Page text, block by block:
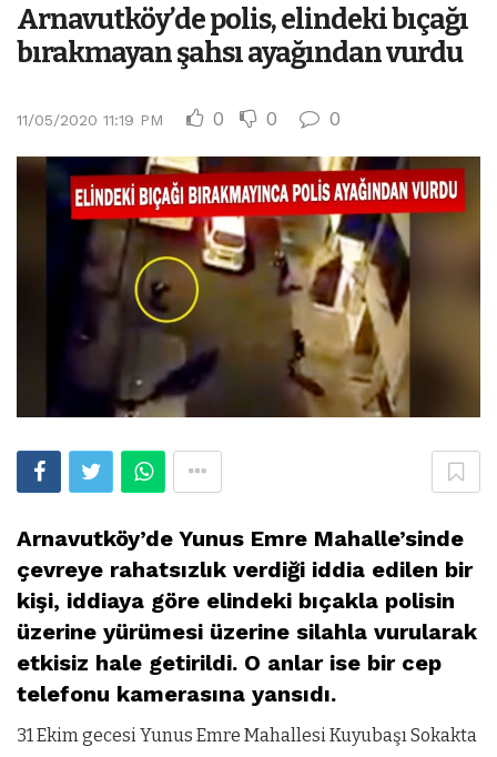
Arnavutköy’de polis, elindeki bıçağı
bırakmayan şahsı ayağından vurdu
11/05/2020 11:19 PM 0 0 0
Arnavutköy’de Yunus Emre Mahalle’sinde
çevreye rahatsızlık verdiği iddia edilen bir
kişi, iddiaya göre elindeki bıçakla polisin
üzerine yürümesi üzerine silahla vurularak
etkisiz hale getirildi. O anlar ise bir cep
telefonu kamerasına yansıdı.
31 Ekim gecesi Yunus Emre Mahallesi Kuyubaşı Sokakta